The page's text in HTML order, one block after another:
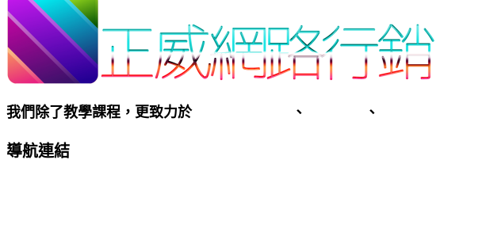
我們除了教學課程，更致力於客製化網頁設計 、 、
導航連結